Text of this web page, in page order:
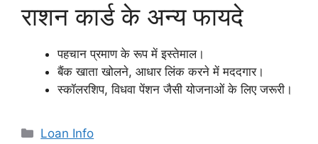
राशन कार्ड के अन्य फायदे
पहचान प्रमाण के रूप में इस्तेमाल।
बैंक खाता खोलने, आधार लिंक करने में मददगार।
स्कॉलरशिप, विधवा पेंशन जैसी योजनाओं के लिए जरूरी।
Categories
Loan Info